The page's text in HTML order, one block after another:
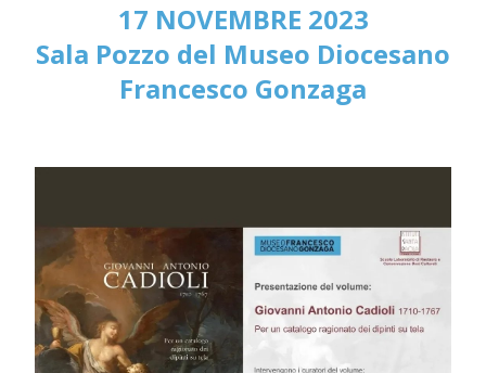
17 NOVEMBRE 2023
Sala Pozzo del Museo Diocesano
Francesco Gonzaga